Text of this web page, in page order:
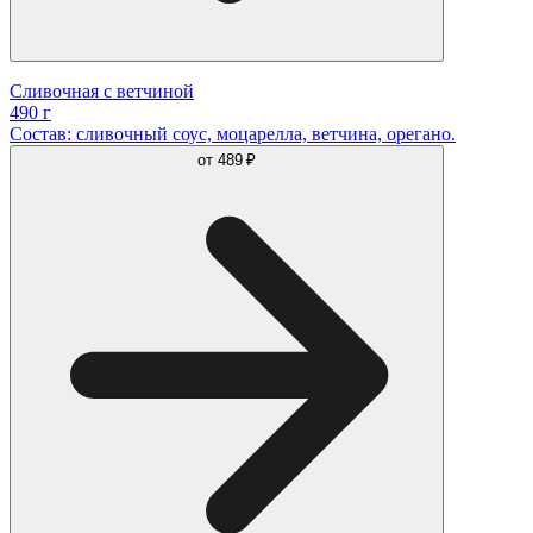
Сливочная с ветчиной
490 г
Состав: сливочный соус, моцарелла, ветчина, орегано.
от 489 ₽